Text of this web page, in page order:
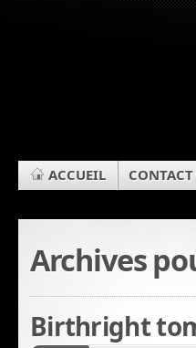
ACCUEIL CONTACT
Archives
Birthright